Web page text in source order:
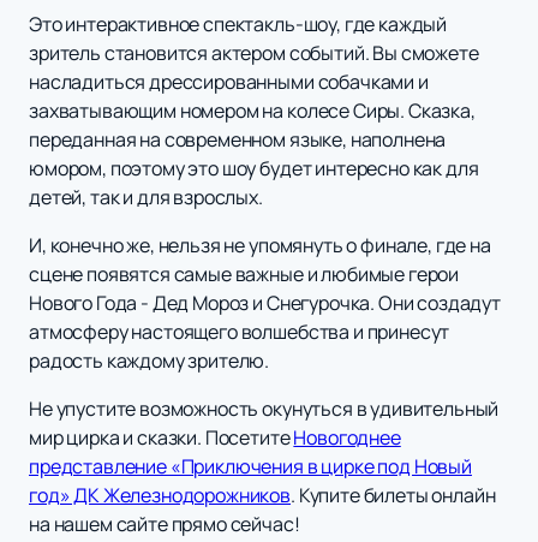
Это интерактивное спектакль-шоу, где каждый
зритель становится актером событий. Вы сможете
насладиться дрессированными собачками и
захватывающим номером на колесе Сиры. Сказка,
переданная на современном языке, наполнена
юмором, поэтому это шоу будет интересно как для
детей, так и для взрослых.
И, конечно же, нельзя не упомянуть о финале, где на
сцене появятся самые важные и любимые герои
Нового Года - Дед Мороз и Снегурочка. Они создадут
атмосферу настоящего волшебства и принесут
радость каждому зрителю.
Не упустите возможность окунуться в удивительный
мир цирка и сказки. ПосетитеНовогоднее
представление «Приключения в цирке под Новый
год» ДК Железнодорожников. Купите билеты онлайн
на нашем сайте прямо сейчас!